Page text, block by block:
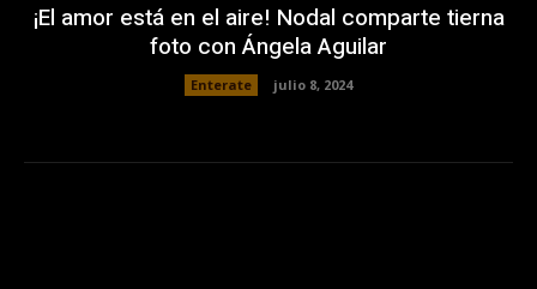
¡El amor está en el aire! Nodal comparte tierna
foto con Ángela Aguilar
Enterate julio 8, 2024